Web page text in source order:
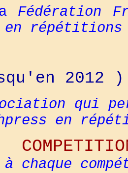
Fédération
en
2012 )
qui
en
à chaque